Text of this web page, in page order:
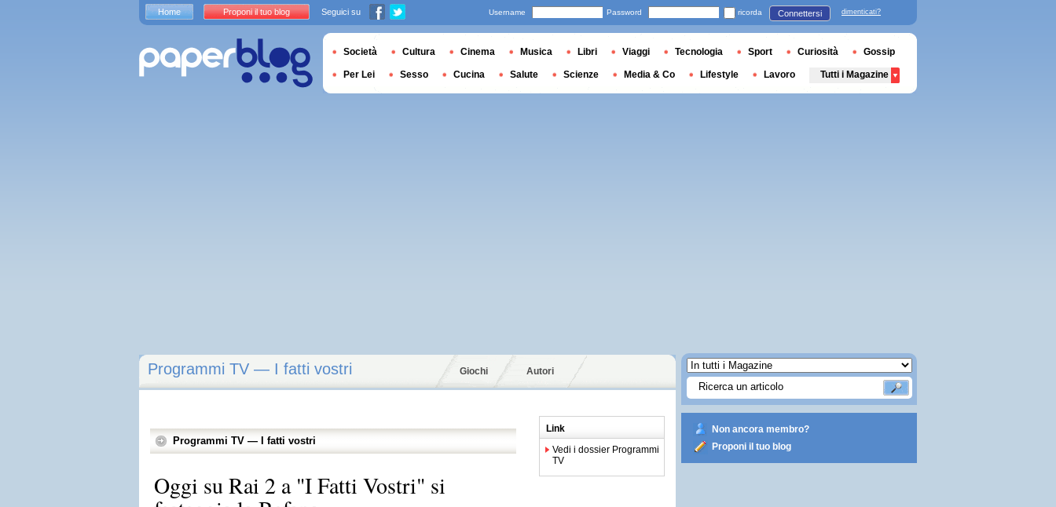
Programmi TV — I fatti vostri Giochi Autori
Programmi TV — I fatti vostri
Oggi su Rai 2 a "I Fatti Vostri" si
Link
Vedi i dossier Programmi
TV
Non ancora membro?
Proponi il tuo blog
Home Proponi il tuo blog Seguici su Username Password ricorda Connettersi dimenticati?
Società Cultura Cinema Musica Libri Viaggi Tecnologia Sport Curiosità Gossip
Per Lei Sesso Cucina Salute Scienze Media & Co Lifestyle Lavoro Tutti i Magazine